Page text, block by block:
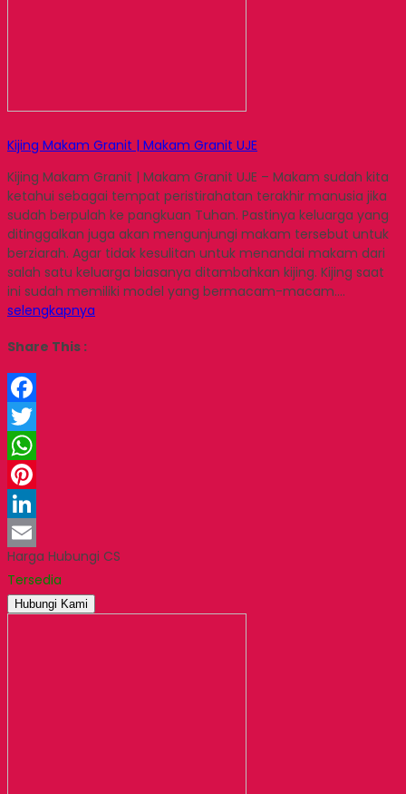
Kijing Makam Granit | Makam Granit UJE
Kijing Makam Granit | Makam Granit UJE – Makam sudah kita
ketahui sebagai tempat peristirahatan terakhir manusia jika
sudah berpulah ke pangkuan Tuhan. Pastinya keluarga yang
ditinggalkan juga akan mengunjungi makam tersebut untuk
berziarah. Agar tidak kesulitan untuk menandai makam dari
salah satu keluarga biasanya ditambahkan kijing. Kijing saat
ini sudah memiliki model yang bermacam-macam….
selengkapnya
Share This :
Facebook
Twitter
WhatsApp
Pinterest
LinkedIn
Email
Harga Hubungi CS
Tersedia
Hubungi Kami